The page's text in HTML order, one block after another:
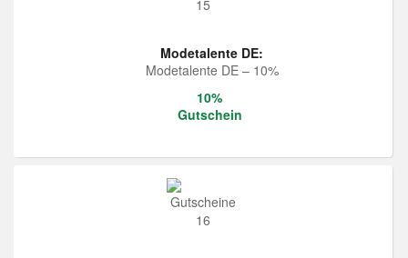
Modetalente DE:
Modetalente DE – 10%
10%
Gutschein